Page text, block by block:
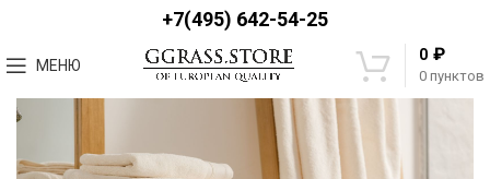
+7(495) 642-54-25
МЕНЮ
0 пунктов
0 ₽